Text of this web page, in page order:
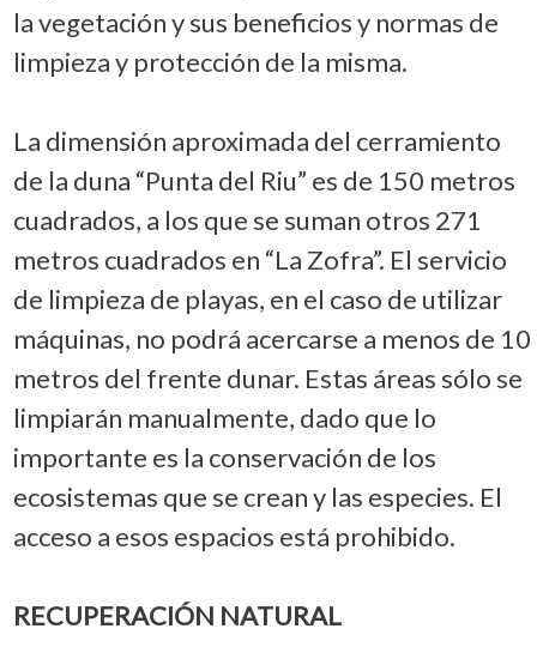
la vegetación y sus beneficios y normas de
limpieza y protección de la misma.
La dimensión aproximada del cerramiento
de la duna “Punta del Riu” es de 150 metros
cuadrados, a los que se suman otros 271
metros cuadrados en “La Zofra”. El servicio
de limpieza de playas, en el caso de utilizar
máquinas, no podrá acercarse a menos de 10
metros del frente dunar. Estas áreas sólo se
limpiarán manualmente, dado que lo
importante es la conservación de los
ecosistemas que se crean y las especies. El
acceso a esos espacios está prohibido.
RECUPERACIÓN NATURAL